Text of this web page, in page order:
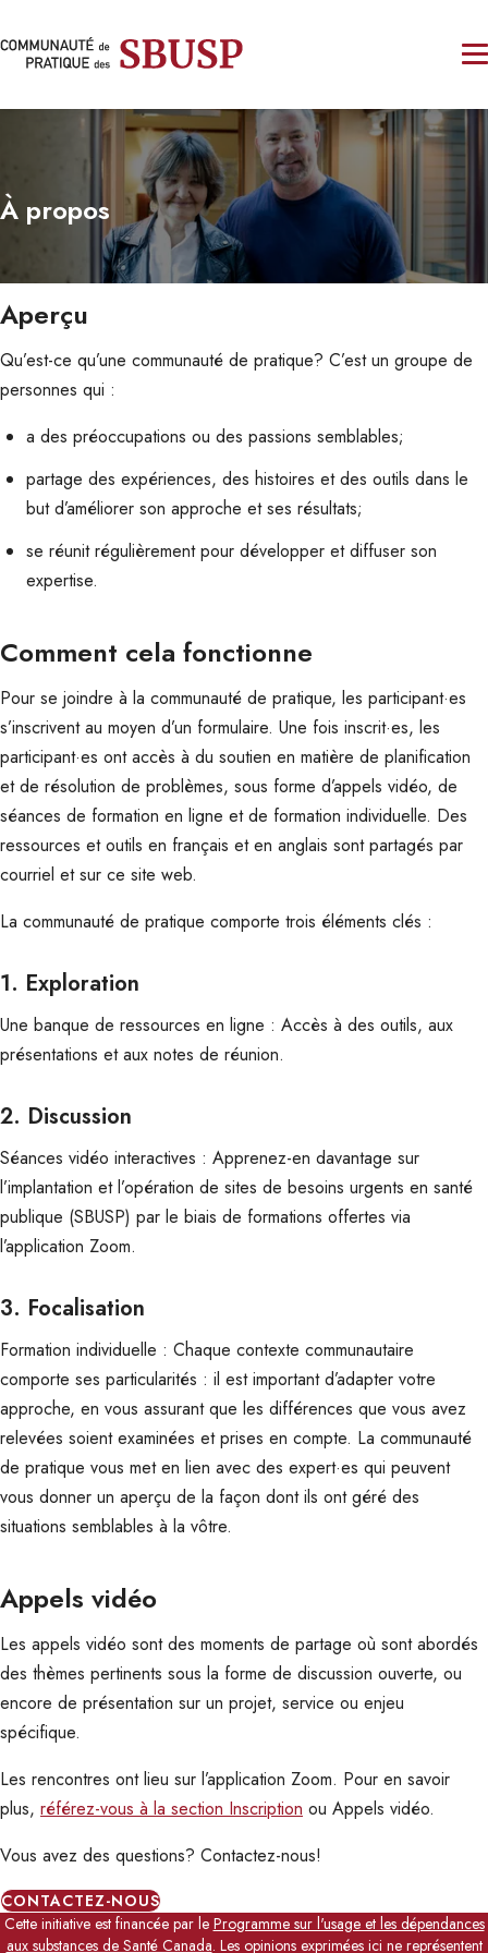
À propos
Aperçu
Qu’est-ce qu’une communauté de pratique? C’est un groupe de
personnes qui :
a des préoccupations ou des passions semblables;
partage des expériences, des histoires et des outils dans le
but d’améliorer son approche et ses résultats;
se réunit régulièrement pour développer et diffuser son
expertise.
Comment cela fonctionne
Pour se joindre à la communauté de pratique, les participant·es
s’inscrivent au moyen d’un formulaire. Une fois inscrit·es, les
participant·es ont accès à du soutien en matière de planification
et de résolution de problèmes, sous forme d’appels vidéo, de
séances de formation en ligne et de formation individuelle. Des
ressources et outils en français et en anglais sont partagés par
courriel et sur ce site web.
La communauté de pratique comporte trois éléments clés :
1. Exploration
Une banque de ressources en ligne : Accès à des outils, aux
présentations et aux notes de réunion.
2. Discussion
Séances vidéo interactives : Apprenez-en davantage sur
l’implantation et l’opération de sites de besoins urgents en santé
publique (SBUSP) par le biais de formations offertes via
l’application Zoom.
3. Focalisation
Formation individuelle : Chaque contexte communautaire
comporte ses particularités : il est important d’adapter votre
approche, en vous assurant que les différences que vous avez
relevées soient examinées et prises en compte. La communauté
de pratique vous met en lien avec des expert·es qui peuvent
vous donner un aperçu de la façon dont ils ont géré des
situations semblables à la vôtre.
Appels vidéo
Les appels vidéo sont des moments de partage où sont abordés
des thèmes pertinents sous la forme de discussion ouverte, ou
encore de présentation sur un projet, service ou enjeu
spécifique.
Les rencontres ont lieu sur l’application Zoom. Pour en savoir
plus, référez-vous à la section Inscription ou Appels vidéo.
Vous avez des questions? Contactez-nous!
CONTACTEZ-NOUS
Cette initiative est financée par le Programme sur l'usage et les dépendances
aux substances de Santé Canada. Les opinions exprimées ici ne représentent